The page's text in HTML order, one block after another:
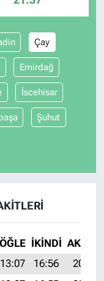
Çay
Emirdağ
İscehisar
Şuhut
ÖĞLE İKINDI AKŞAM
13:07 16:56
20:08